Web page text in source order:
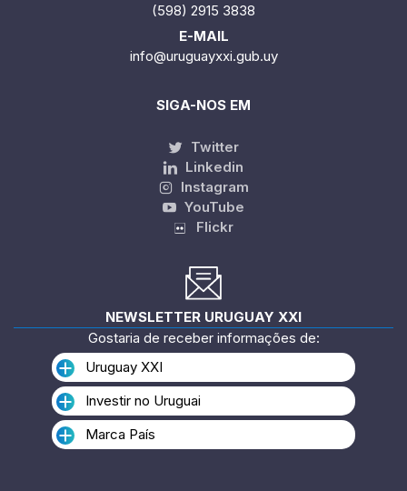
(598) 2915 3838
E-MAIL
info@uruguayxxi.gub.uy
SIGA-NOS EM
Twitter
Linkedin
Instagram
YouTube
Flickr
NEWSLETTER URUGUAY XXI
Gostaria de receber informações de:
Uruguay XXI
Investir no Uruguai
Marca País